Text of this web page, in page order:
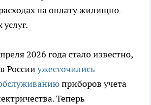
на оплату жилищно-
2026 года стало известно,
Россииужесточились
приборов учета
Теперь